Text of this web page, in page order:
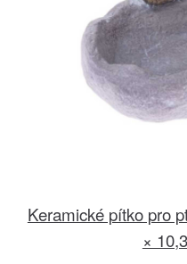
Keramické pítko pro
×